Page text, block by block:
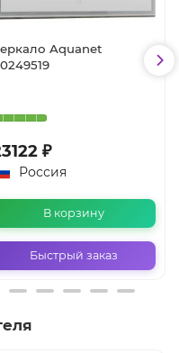
Aquanet
₽
Россия
В корзину
Быстрый заказ